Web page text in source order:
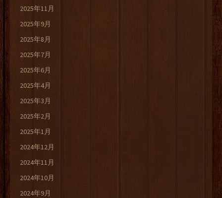
2025年11月
2025年9月
2025年8月
2025年7月
2025年6月
2025年4月
2025年3月
2025年2月
2025年1月
2024年12月
2024年11月
2024年10月
2024年9月